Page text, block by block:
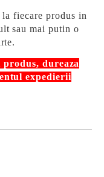
fiecare produs in
sau mai putin o
produs, dureaza
expedierii